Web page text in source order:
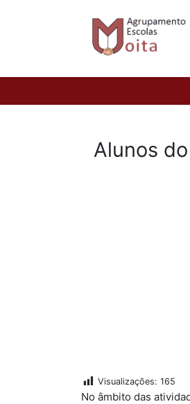
Alunos
Visualizações: 165
No âmbito das